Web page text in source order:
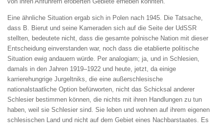
Eine ähnliche Situation ergab sich in Polen nach 1945. Die Tatsache,
dass B. Bierut und seine Kameraden sich auf die Seite der UdSSR
stellten, bedeutete nicht, dass die gesamte polnische Nation mit dieser
Entscheidung einverstanden war, noch dass die etablierte politische
Situation ewig andauern würde. Per analogiam; ja, und in Schlesien,
damals in den Jahren 1919–1922 und heute, jetzt, da einige
karrierehungrige Jurgeltniks, die eine außerschlesische
nationalstaatliche Option befürworten, nicht das Schicksal anderer
Schlesier bestimmen können, die nichts mit ihren Handlungen zu tun
haben, weil sie Schlesier sind. Sie leben und wohnen auf ihrem eigenen
schlesischen Land und nicht auf dem Gebiet eines Nachbarstaates. Es